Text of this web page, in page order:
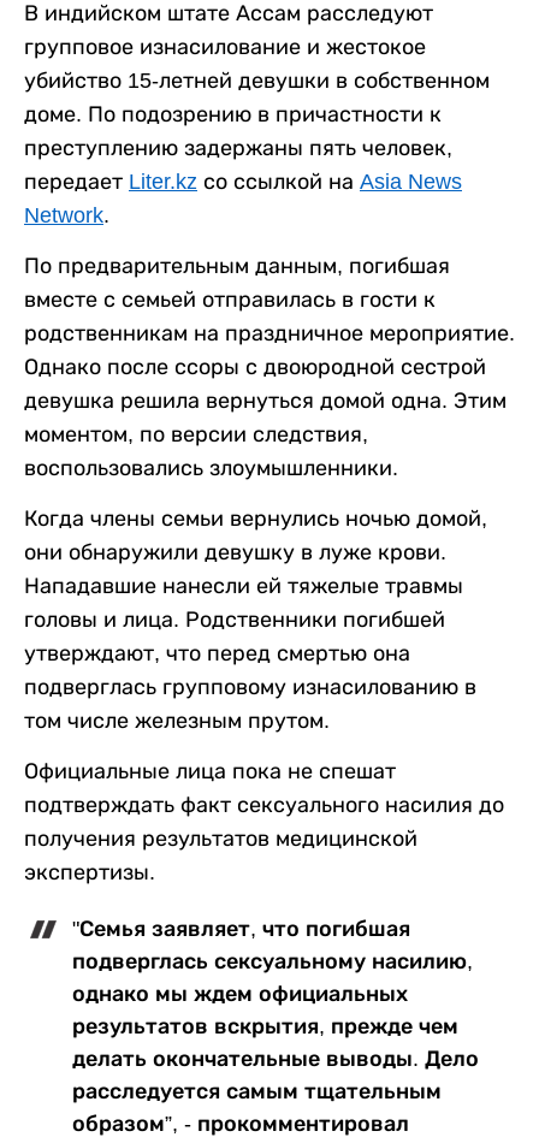
В индийском штате Ассам расследуют
групповое изнасилование и жестокое
убийство 15-летней девушки в собственном
доме. По подозрению в причастности к
преступлению задержаны пять человек,
передает Liter.kz со ссылкой на Asia News
Network.
По предварительным данным, погибшая
вместе с семьей отправилась в гости к
родственникам на праздничное мероприятие.
Однако после ссоры с двоюродной сестрой
девушка решила вернуться домой одна. Этим
моментом, по версии следствия,
воспользовались злоумышленники.
Когда члены семьи вернулись ночью домой,
они обнаружили девушку в луже крови.
Нападавшие нанесли ей тяжелые травмы
головы и лица. Родственники погибшей
утверждают, что перед смертью она
подверглась групповому изнасилованию в
том числе железным прутом.
Официальные лица пока не спешат
подтверждать факт сексуального насилия до
получения результатов медицинской
экспертизы.
"Семья заявляет, что погибшая
подверглась сексуальному насилию,
однако мы ждем официальных
результатов вскрытия, прежде чем
делать окончательные выводы. Дело
расследуется самым тщательным
образом”, - прокомментировал